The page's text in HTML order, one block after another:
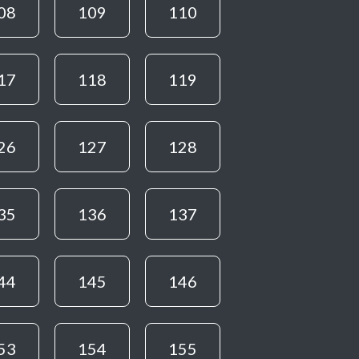
109 110
118 119
127 128
136 137
145 146
154 155